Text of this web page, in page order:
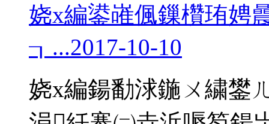
娆х編鍙嶉偑鏁欑珛娉
┒...2017-10-10
娆х編鍚勫浗鍦ㄨ繍鐢